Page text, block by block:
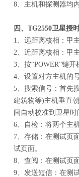
8、主机和探测器均
四、TG2550卫星授
1、远距离核相：甲
2、近距离核相：甲
3、按“POWER”键
4、设置对方主机的
5、搜索信号：首先
建筑物等)主机垂直
间自动校准到卫星
6、自检：将两个主
7、存储：在测试页
试页面。
8、查阅：在测试页
9、发送短信：在测